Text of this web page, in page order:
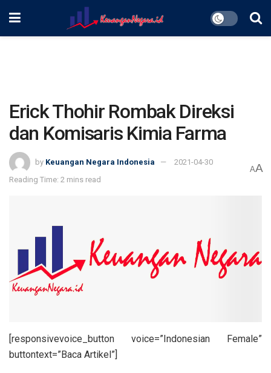
Erick Thohir Rombak Direksi
dan Komisaris Kimia Farma
by Keuangan Negara Indonesia
2021-04-30
Reading Time: 2 mins read
AA
[responsivevoice_button voice=”Indonesian Female”
buttontext=”Baca Artikel”]